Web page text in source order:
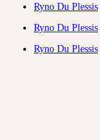
Ryno Du Plessis
Ryno Du Plessis
Ryno Du Plessis